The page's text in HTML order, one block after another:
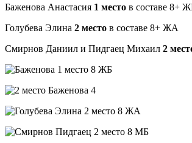
Баженова Анастасия 1 место в составе 8+
Голубева Элина 2 место в составе 8+ ЖА
Смирнов Даниил и Пидгаец Михаил 2